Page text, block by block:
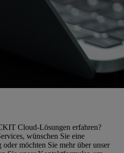
Cloud-Lösungen erfahren?
wünschen Sie eine
möchten Sie mehr über unser